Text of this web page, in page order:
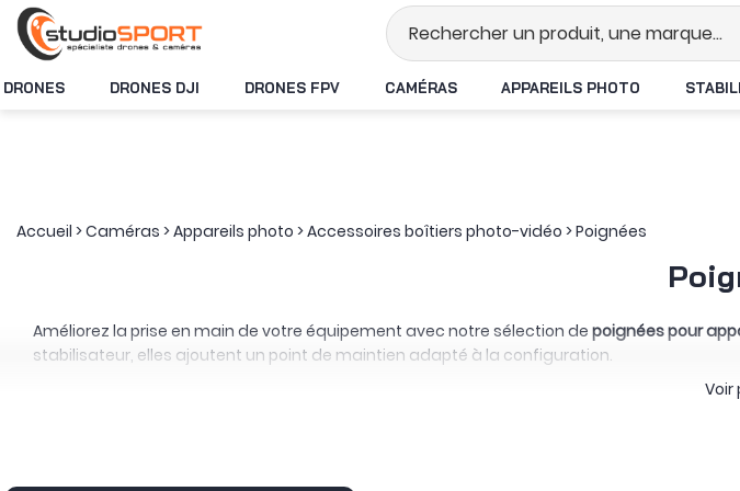
Stock en temps réel
DRONES DRONES DJI DRONES FPV CAMÉRAS APPAREILS PHOTO
Accueil >Caméras >Appareils photo >Accessoires boîtiers photo-vidéo >Poignées
Améliorez la prise en main de votre équipement avec notre sélection de poignées pour
stabilisateur, elles ajoutent un point de maintien adapté à la configuration.
Poignées supérieures, latérales ou en L permettent de porter, orienter et contrôler le
prolongent la forme de l’appareil afin d’offrir une
dédiées aux Nikon Z fc et Zf, Fujifilm X-T5, X-T50 et X100VI, ainsi qu’au Panasonic Lumix
sensations différentes.
Voir